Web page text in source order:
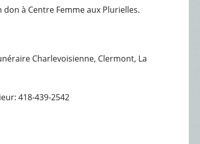
à Centre Femme aux Plurielles.
Charlevoisienne, Clermont, La
418-439-2542